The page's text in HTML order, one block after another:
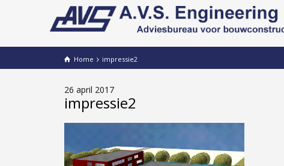
Home impressie2
26 april 2017
impressie2